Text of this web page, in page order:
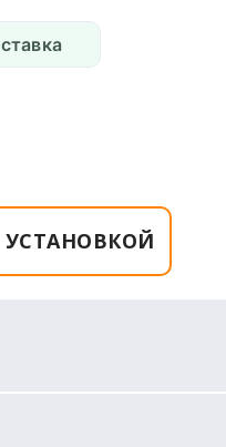
УСТАНОВКОЙ